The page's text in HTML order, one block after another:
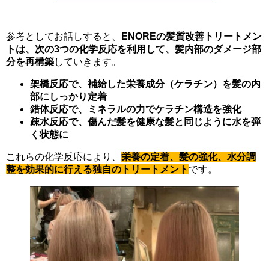
参考としてお話しすると、
ENOREの髪質改善トリートメン
トは、次の3つの化学反応を利用して、髪内部のダメージ部
分を再構築していきます。
架橋反応で、補給した栄養成分（ケラチン）を髪の内
部にしっかり定着
錯体反応で、ミネラルの力でケラチン構造を強化
疎水反応で、傷んだ髪を健康な髪と同じように水を弾
く状態に
これらの化学反応により、 栄養の定着、髪の強化、水分調
整を効果的に行える独自のトリートメント です。